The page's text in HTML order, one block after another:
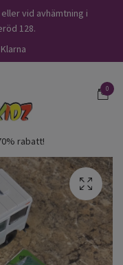
vid avhämtning i
128.
0
rabatt!